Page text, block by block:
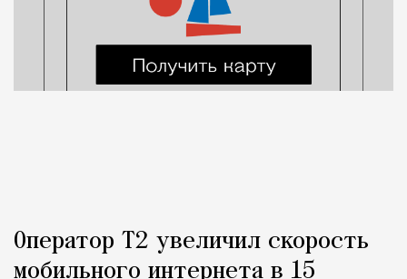
Оператор Т2 увеличил скорость
мобильного интернета в 15